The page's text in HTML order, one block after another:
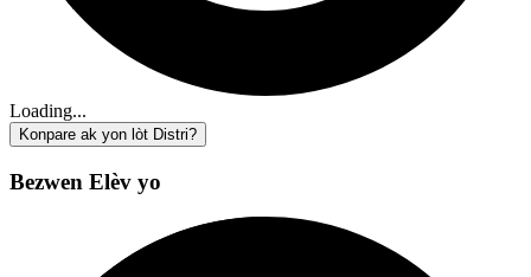
Loading...
Konpare ak yon lòt Distri?
Bezwen Elèv yo